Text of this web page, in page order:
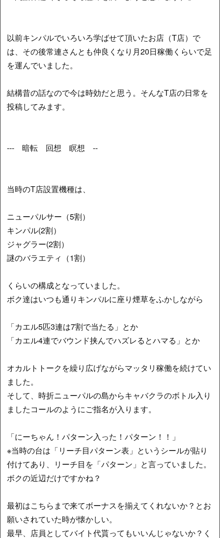
以前キンパルでいろいろ学ばせて頂いたお店（T店）で
は、その後常連さんとも仲良くなり月20日稼働くらいで足
を運んでいました。
結構昔の話なので今は時効だと思う。そんなT店の日常を
投稿してみます。
--- 暗転 回想 瞑想 --
当時のT店設置機種は、
ニューパルサー（5割）
キンパル(2割）
ジャグラー(2割）
謎のバラエティ（1割）
くらいの構成となっていました。
ボク達はいつも通りキンパルに座り煙草をふかしながら
「カエル5匹3連は7割で当たる」とか
「カエル4連でバウンド挟んでハズレるとハマる」とか
オカルトトークを繰り広げながらマッタリ稼働を続けてい
ました。
そして、時折ニューパルの島からキャバクラのボトル入り
ましたコールのようにご指名が入ります。
「にーちゃん！パターン入った！パターン！！」
※当時の台は「リーチ目パターン表」というシールが貼り
付けてあり、リーチ目を「パターン」と言っていました。
ボクの近辺だけですかね？
最初はこちらまで来てボーナスを揃えてくれないか？とお
願いされていた時が懐かしい。
最早、店員としてバイト代貰ってもいいんじゃないか？く